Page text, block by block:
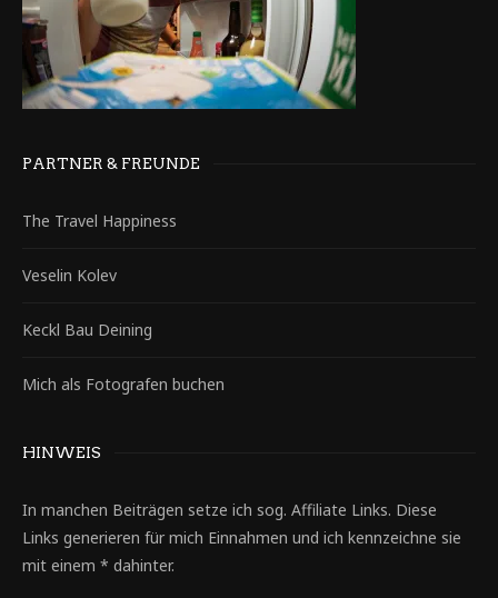
PARTNER & FREUNDE
The Travel Happiness
Veselin Kolev
Keckl Bau Deining
Mich als Fotografen buchen
HINWEIS
In manchen Beiträgen setze ich sog. Affiliate Links. Diese
Links generieren für mich Einnahmen und ich kennzeichne sie
mit einem * dahinter.